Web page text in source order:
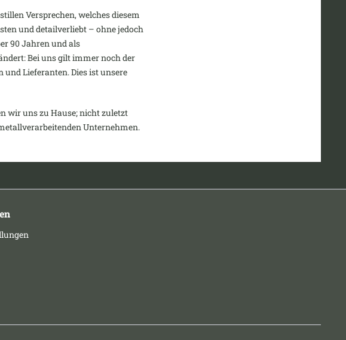
Versprechen, welches diesem
und detailverliebt – ohne jedoch
90 Jahren und als
Bei uns gilt immer noch der
Lieferanten. Dies ist unsere
wir uns zu Hause; nicht zuletzt
Unternehmen.